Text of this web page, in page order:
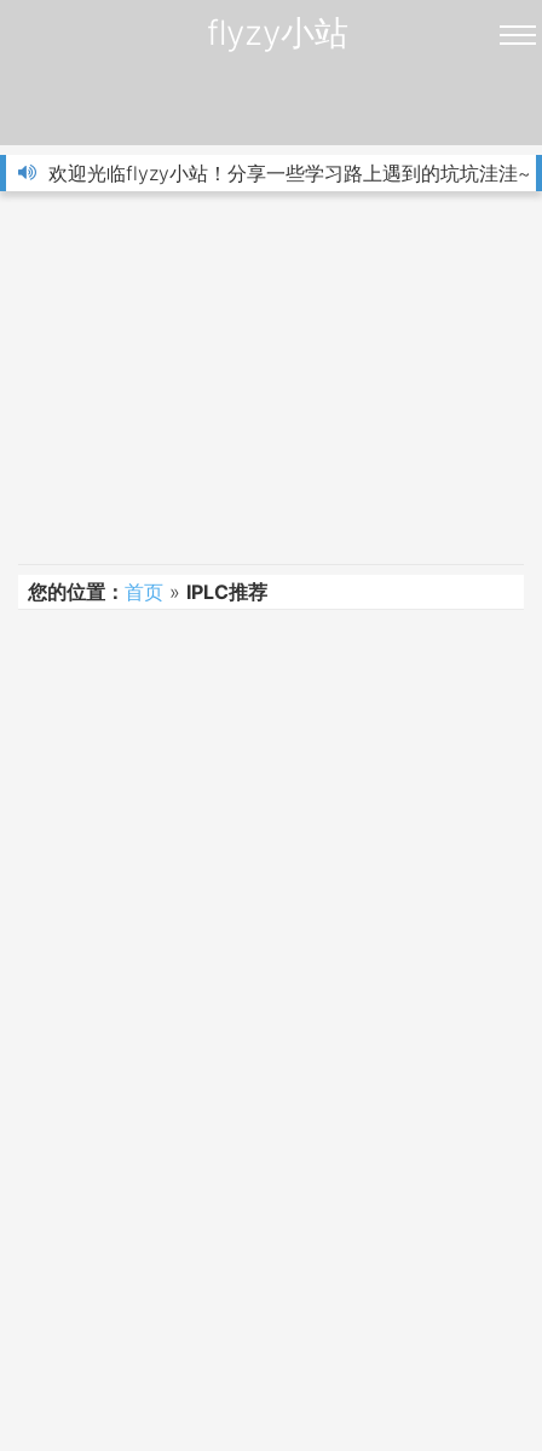
flyzy小站
欢迎光临flyzy小站！分享一些学习路上遇到的坑坑洼洼~
您的位置： 首页 » IPLC推荐